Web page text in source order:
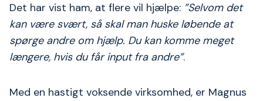
Det har vist ham, at flere vil hjælpe: ”Selvom det
kan være svært, så skal man huske løbende at
spørge andre om hjælp. Du kan komme meget
længere, hvis du får input fra andre”.
Med en hastigt voksende virksomhed, er Magnus